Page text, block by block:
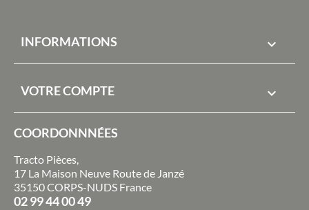
INFORMATIONS 
VOTRE COMPTE 
COORDONNNÉES
Tracto Pièces,
17 La Maison Neuve Route de Janzé
35150 CORPS-NUDS France
02 99 44 00 49